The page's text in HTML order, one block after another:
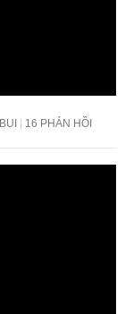
BUI 16 PHẢN HỒI